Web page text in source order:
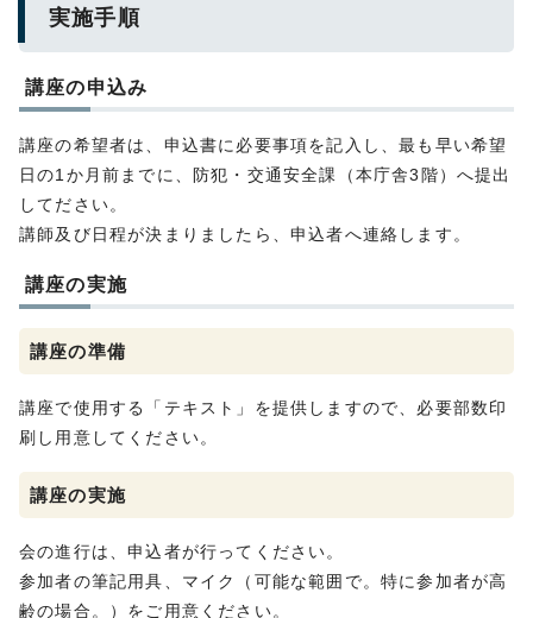
実施手順
講座の申込み
講座の希望者は、申込書に必要事項を記入し、最も早い希望
日の1か月前までに、防犯・交通安全課（本庁舎3階）へ提出
してださい。
講師及び日程が決まりましたら、申込者へ連絡します。
講座の実施
講座の準備
講座で使用する「テキスト」を提供しますので、必要部数印
刷し用意してください。
講座の実施
会の進行は、申込者が行ってください。
参加者の筆記用具、マイク（可能な範囲で。特に参加者が高
齢の場合。）をご用意ください。